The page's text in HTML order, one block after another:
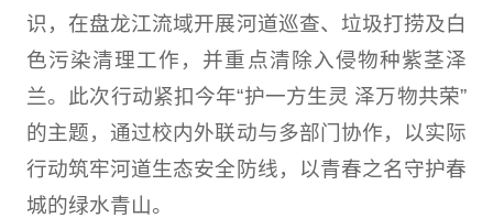
识，在盘龙江流域开展河道巡查、垃圾打捞及白
色污染清理工作，并重点清除入侵物种紫茎泽
兰。此次行动紧扣今年“护一方生灵 泽万物共荣”
的主题，通过校内外联动与多部门协作，以实际
行动筑牢河道生态安全防线，以青春之名守护春
城的绿水青山。